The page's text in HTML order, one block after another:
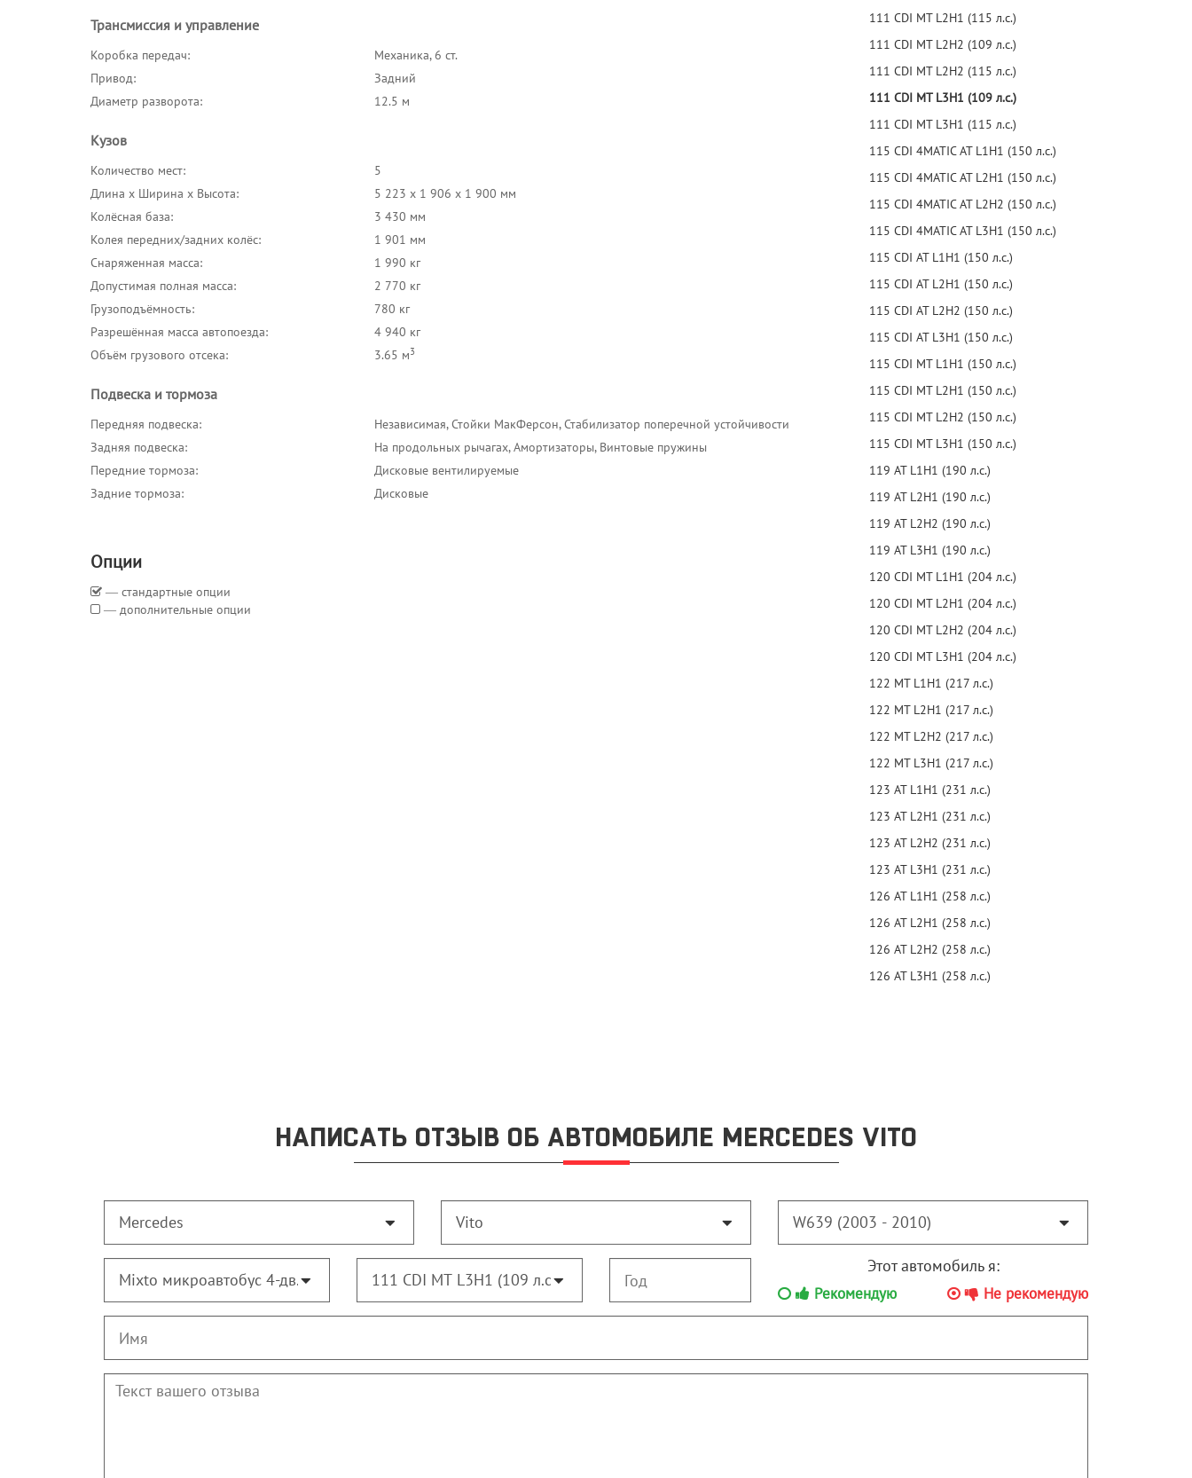
Трансмиссия и управление
Коробка передач:
Механика, 6 ст.
Привод:
Задний
Диаметр разворота:
12.5 м
Кузов
Количество мест:
5
Длина x Ширина x Высота:
5 223 x 1 906 x 1 900 мм
Колёсная база:
3 430 мм
Колея передних/задних колёс:
1 901 мм
Снаряженная масса:
1 990 кг
Допустимая полная масса:
2 770 кг
Грузоподъёмность:
780 кг
Разрешённая масса автопоезда:
4 940 кг
Объём грузового отсека:
3.65 м3
Подвеска и тормоза
Передняя подвеска:
Независимая, Стойки МакФерсон, Стабилизатор поперечной устойчивости
Задняя подвеска:
На продольных рычагах, Амортизаторы, Винтовые пружины
Передние тормоза:
Дисковые вентилируемые
Задние тормоза:
Дисковые
Опции
― стандартные опции
― дополнительные опции
111 CDI MT L2H1 (115 л.с.)
111 CDI MT L2H2 (109 л.с.)
111 CDI MT L2H2 (115 л.с.)
111 CDI MT L3H1 (109 л.с.)
111 CDI MT L3H1 (115 л.с.)
115 CDI 4MATIC AT L1H1 (150 л.с.)
115 CDI 4MATIC AT L2H1 (150 л.с.)
115 CDI 4MATIC AT L2H2 (150 л.с.)
115 CDI 4MATIC AT L3H1 (150 л.с.)
115 CDI AT L1H1 (150 л.с.)
115 CDI AT L2H1 (150 л.с.)
115 CDI AT L2H2 (150 л.с.)
115 CDI AT L3H1 (150 л.с.)
115 CDI MT L1H1 (150 л.с.)
115 CDI MT L2H1 (150 л.с.)
115 CDI MT L2H2 (150 л.с.)
115 CDI MT L3H1 (150 л.с.)
119 AT L1H1 (190 л.с.)
119 AT L2H1 (190 л.с.)
119 AT L2H2 (190 л.с.)
119 AT L3H1 (190 л.с.)
120 CDI MT L1H1 (204 л.с.)
120 CDI MT L2H1 (204 л.с.)
120 CDI MT L2H2 (204 л.с.)
120 CDI MT L3H1 (204 л.с.)
122 MT L1H1 (217 л.с.)
122 MT L2H1 (217 л.с.)
122 MT L2H2 (217 л.с.)
122 MT L3H1 (217 л.с.)
123 AT L1H1 (231 л.с.)
123 AT L2H1 (231 л.с.)
123 AT L2H2 (231 л.с.)
123 AT L3H1 (231 л.с.)
126 AT L1H1 (258 л.с.)
126 AT L2H1 (258 л.с.)
126 AT L2H2 (258 л.с.)
126 AT L3H1 (258 л.с.)
НАПИСАТЬ ОТЗЫВ ОБ АВТОМОБИЛЕ MERCEDES VITO
Этот автомобиль я:
Рекомендую Не рекомендую